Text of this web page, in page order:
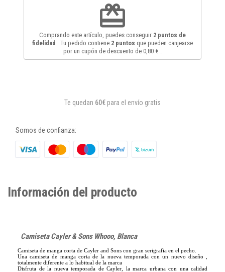
redeem
Comprando este artículo, puedes conseguir 2 puntos de
fidelidad
. Tu pedido contiene 2 puntos que pueden canjearse
por un cupón de descuento de 0,80 €
Te quedan 60€ para el envío gratis
Somos de confianza:
Información del producto
Camiseta Cayler & Sons Whooo, Blanca
Camiseta de manga corta de Cayler and Sons con gran serigrafia en el pecho.
Una camiseta de manga corta de la nueva temporada con un nuevo diseño ,
totalmente diferente a lo habitual de la marca
Disfruta de la nueva temporada de Cayler, la marca urbana con una calidad